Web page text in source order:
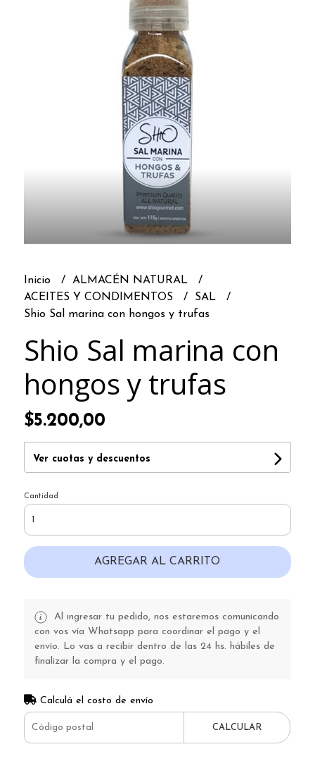
Inicio
ALMACÉN NATURAL
ACEITES Y CONDIMENTOS
SAL
Shio Sal marina con hongos y trufas
Shio Sal marina con
hongos y trufas
$5.200,00
Ver cuotas y descuentos
Cantidad
AGREGAR AL CARRITO
Al ingresar tu pedido, nos estaremos comunicando
con vos vía Whatsapp para coordinar el pago y el
envío. Lo vas a recibir dentro de las 24 hs. hábiles de
finalizar la compra y el pago.
Calculá el costo de envío
CALCULAR